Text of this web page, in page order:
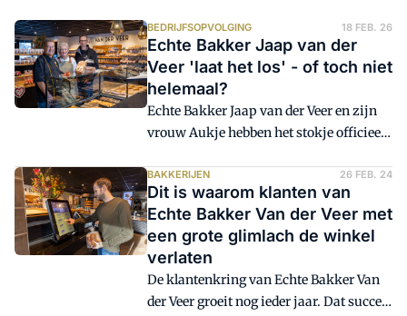
BEDRIJFSOPVOLGING 18 FEB. 26
Echte Bakker Jaap van der
Veer 'laat het los' - of toch niet
helemaal?
Echte Bakker Jaap van der Veer en zijn
vrouw Aukje hebben het stokje officieel
moest de afgelopen jaren al enkele
stappen terug doen door de nasleep van
een bacteriële infectie in zijn voet, die
acht jaar geleden begon. Sinds 5
november 2025 zwaait Remco de scepter
over de bakkerij en de winkels in
Barneveld en Ede. 'Ik laat het los', zegt
BAKKERIJEN 26 FEB. 24
Dit is waarom klanten van
Echte Bakker Van der Veer met
een grote glimlach de winkel
verlaten
De klantenkring van Echte Bakker Van
der Veer groeit nog ieder jaar. Dat succes